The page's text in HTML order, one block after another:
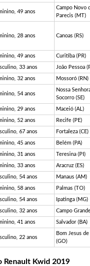
49 anos
Campo Novo
Parecis (MT)
28 anos Canoas (RS)
49 anos Curitiba (PR)
33 anos João Pessoa
32 anos Mossoró (RN)
54 anos
Nossa
Socorro (SE)
29 anos Maceió (AL)
52 anos Recife (PE)
67 anos Fortaleza (CE)
45 anos Belém (PA)
31 anos Teresina (PI)
33 anos Aracruz (ES)
54 anos Manaus (AM)
58 anos Palmas (TO)
54 anos Ipatinga (MG)
32 anos Campo
41 anos Salvador (BA)
22 anos
Bom Jesus
(GO)
Renault Kwid 2019